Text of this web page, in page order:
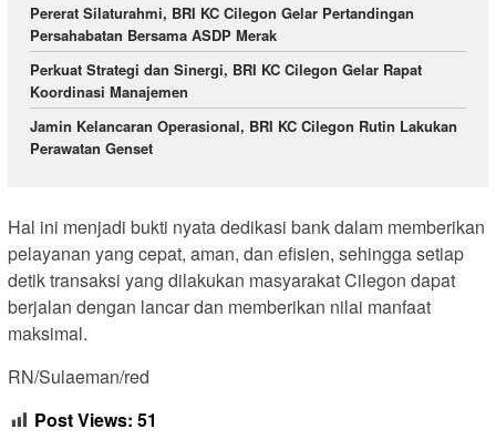
Pererat Silaturahmi, BRI KC Cilegon Gelar Pertandingan
Persahabatan Bersama ASDP Merak
Perkuat Strategi dan Sinergi, BRI KC Cilegon Gelar Rapat
Koordinasi Manajemen
Jamin Kelancaran Operasional, BRI KC Cilegon Rutin Lakukan
Perawatan Genset
Hal ini menjadi bukti nyata dedikasi bank dalam memberikan
pelayanan yang cepat, aman, dan efisien, sehingga setiap
detik transaksi yang dilakukan masyarakat Cilegon dapat
berjalan dengan lancar dan memberikan nilai manfaat
maksimal.
RN/Sulaeman/red
Post Views: 51